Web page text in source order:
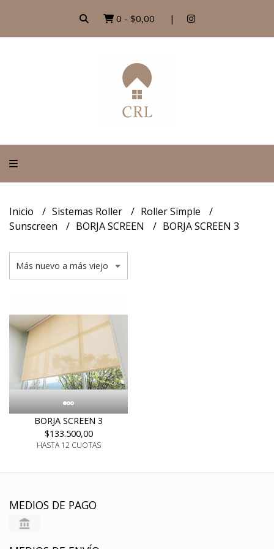
0 - $0,00
Inicio Sistemas Roller
Roller Simple
Sunscreen
BORJA SCREEN BORJA SCREEN 3
BORJA SCREEN 3
$133.500,00
HASTA 12 CUOTAS
MEDIOS DE PAGO